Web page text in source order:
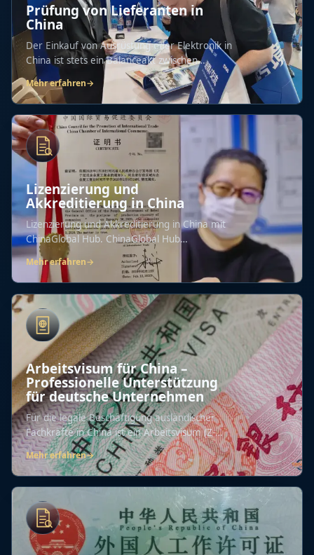
Prüfung von Lieferanten in
China
Der Einkauf von Ausrüstung oder Elektronik in
China ist stets ein Balanceakt zwischen
enormen...
Mehr erfahren→
Lizenzierung und
Akkreditierung in China
Lizenzierung und Akkreditierung in China mit
ChinaGlobal Hub. ChinaGlobal Hub
unterstützt...
Mehr erfahren→
Arbeitsvisum für China –
Professionelle Unterstützung
für deutsche Unternehmen
Für die legale Beschäftigung ausländischer
Fachkräfte in China ist ein Arbeitsvisum (Z-
Visum)...
Mehr erfahren→